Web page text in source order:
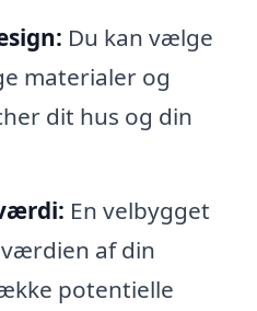
Du kan vælge
materialer og
dit hus og din
En velbygget
af din
potentielle